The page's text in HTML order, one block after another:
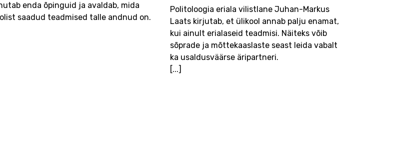
enda õpinguid ja avaldab, mida
saadud teadmised talle andnud on.
Politoloogia eriala vilistlane Juhan-Markus
Laats kirjutab, et ülikool annab palju enamat,
kui ainult erialaseid teadmisi. Näiteks võib
sõprade ja mõttekaaslaste seast leida vabalt
ka usaldusväärse äripartneri.
[...]